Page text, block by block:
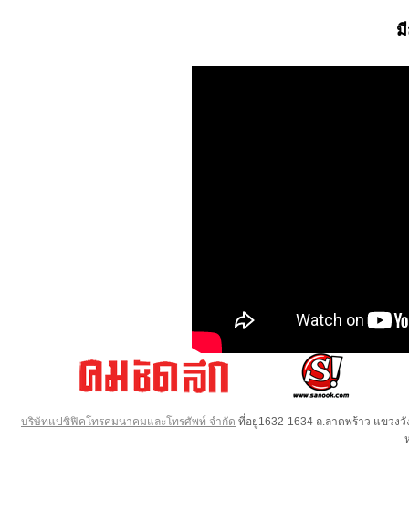
บริษัทแปซิฟิคโทรคมนาคมและโทรศัพท์ จำกัด ที่อยู่1632-1634 ถ.ลาดพร้าว แขวง